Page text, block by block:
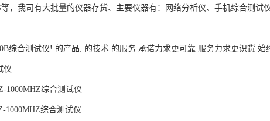
，我司有大批量的仪器存货、主要仪器有：网络分析仪、手机综合测试
综合测试仪! 的产品, 的技术.的服务.承诺力求更可靠.服务力求更识货.始
综合测试仪
综合测试仪